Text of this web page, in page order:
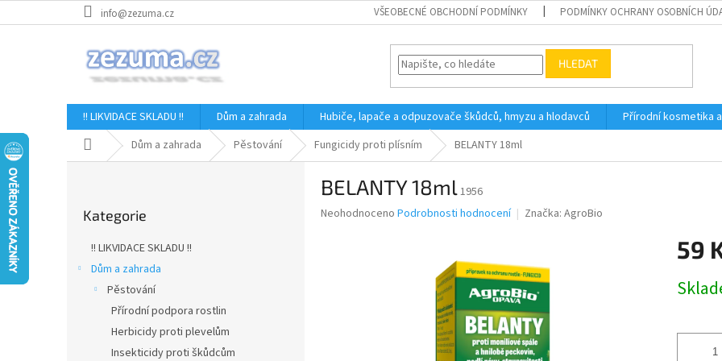
na
info@zezuma.cz VŠEOBECNÉ OBCHODNÍ PODMÍNKY PODMÍNKY OCHRANY OSOBNÍCH
HLEDAT
!! LIKVIDACE SKLADU !! Dům a zahrada Hubiče, lapače a odpuzovače škůdců, hmyzu a hlodavců Přírodní kosmetika
Domů Dům a zahrada Pěstování Fungicidy proti plísním BELANTY 18ml
kategorie
Kategorie
!! LIKVIDACE SKLADU !!
Dům a zahrada
Pěstování
Přírodní podpora rostlin
Herbicidy proti plevelům
Insekticidy proti škůdcům
BELANTY 18ml1956
Průměrné
Neohodnoceno Podrobnosti hodnocení Značka: AgroBio
59
cena: